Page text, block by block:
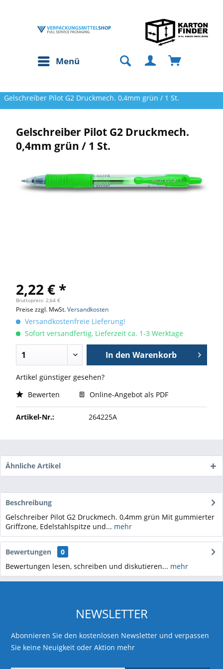
Menü
Gelschreiber Pilot G2 Druckmech. 0,4mm grün / 1 St.
Gelschreiber Pilot G2 Druckmech.
0,4mm grün / 1 St.
2,22 € *
Bruttopreis: 2,64 €
Preise zzgl. MwSt.Versandkosten
Versandkostenfreie Lieferung!
Sofort versandfertig, Lieferzeit ca. 1-3 Werktage
In den Warenkorb
Artikel günstiger gesehen?
Bewerten
Online-Angebot als PDF
Artikel-Nr.: 264225A
Ähnliche Artikel
Beschreibung
Gelschreiber Pilot G2 Druckmech. 0,4mm grün Mit gummierter
Griffzone, Edelstahlspitze und... mehr
Bewertungen
0
Bewertungen lesen, schreiben und diskutieren... mehr
NEWSLETTER
Abonnieren Sie den kostenlosen Newsletter und verpassen
Sie keine Neuigkeit oder Aktion mehr